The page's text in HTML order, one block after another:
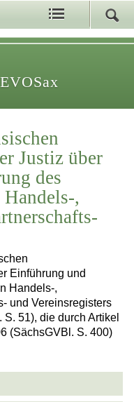
Justiz über
des
,
Einführung und
Handels-,
und Vereinsregisters
51), die durch Artikel
(SächsGVBl. S. 400)